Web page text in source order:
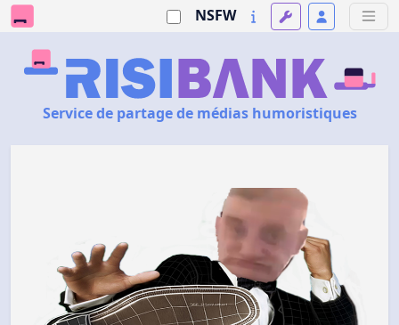
NSFW
Service de partage de médias humoristiques